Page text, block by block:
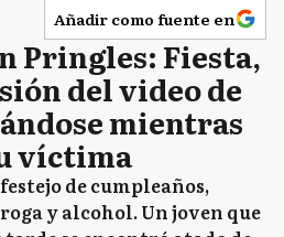
Añadir como fuente en
Pringles: Fiesta,
del video de
mientras
víctima
de cumpleaños,
y alcohol. Un joven que